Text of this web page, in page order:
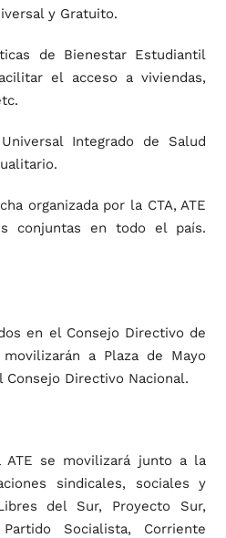
y Gratuito.
de Bienestar Estudiantil
el acceso a viviendas,
Integrado de Salud
organizada por la CTA, ATE
conjuntas en todo el país.
en el Consejo Directivo de
a Plaza de Mayo
Directivo Nacional.
ATE se movilizará junto a la
sindicales, sociales y
del Sur, Proyecto Sur,
Socialista, Corriente